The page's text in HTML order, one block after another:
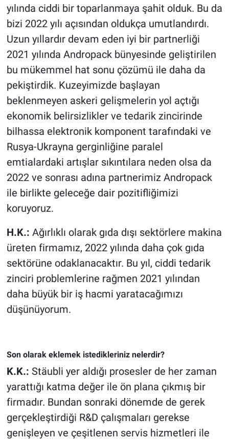
yılında ciddi bir toparlanmaya şahit olduk. Bu da
bizi 2022 yılı açısından oldukça umutlandırdı.
Uzun yıllardır devam eden iyi bir partnerliği
2021 yılında Andropack bünyesinde geliştirilen
bu mükemmel hat sonu çözümü ile daha da
pekiştirdik. Kuzeyimizde başlayan
beklenmeyen askeri gelişmelerin yol açtığı
ekonomik belirsizlikler ve tedarik zincirinde
bilhassa elektronik komponent tarafındaki ve
Rusya-Ukrayna gerginliğine paralel
emtialardaki artışlar sıkıntılara neden olsa da
2022 ve sonrası adına partnerimiz Andropack
ile birlikte geleceğe dair pozitifliğimizi
koruyoruz.
H.K.: Ağırlıklı olarak gıda dışı sektörlere makina
üreten firmamız, 2022 yılında daha çok gıda
sektörüne odaklanacaktır. Bu yıl, ciddi tedarik
zinciri problemlerine rağmen 2021 yılından
daha büyük bir iş hacmi yaratacağımızı
düşünüyorum.
Son olarak eklemek istedikleriniz nelerdir?
K.K.: Stäubli yer aldığı prosesler de her zaman
yarattığı katma değer ile ön plana çıkmış bir
firmadır. Bundan sonraki dönemde de gerek
gerçekleştirdiği R&D çalışmaları gerekse
genişleyen ve çeşitlenen servis hizmetleri ile